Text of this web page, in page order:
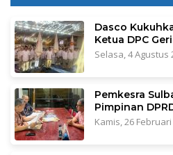
Dasco
Ketua DPC
Selasa, 4 Agustus
Pemkesra
Pimpinan
Kamis, 26 Februari